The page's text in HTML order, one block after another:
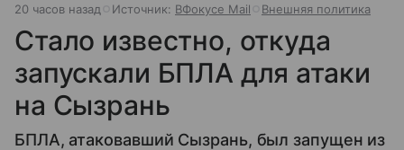
20 часов назад Источник: ВФокусе Mail Внешняя политика
Стало известно, откуда
запускали БПЛА для атаки
на Сызрань
БПЛА, атаковавший Сызрань, был запущен из